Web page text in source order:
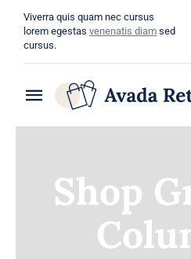
content
Viverra quis quam nec cursus
lorem egestas venenatis diam sed
cursus.
Toggle
Navigation
Shop